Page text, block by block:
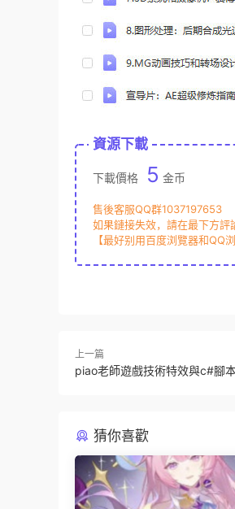
資源下載
下載價格 5 金币
售後客服QQ群1037197653
如果鏈接失效，請在最下方評
【最好别用百度浏覽器和QQ浏
上一篇
piao老師遊戲技術特效與c#腳
猜你喜歡